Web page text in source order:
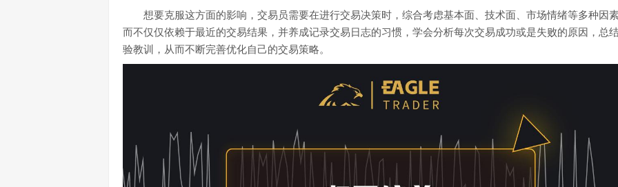
想要克服这方面的影响，交易员需要在进行交易决策时，综合考虑基本面、技术面、市场情绪等多种因
而不仅仅依赖于最近的交易结果，并养成记录交易日志的习惯，学会分析每次交易成功或是失败的原因，总
验教训，从而不断完善优化自己的交易策略。